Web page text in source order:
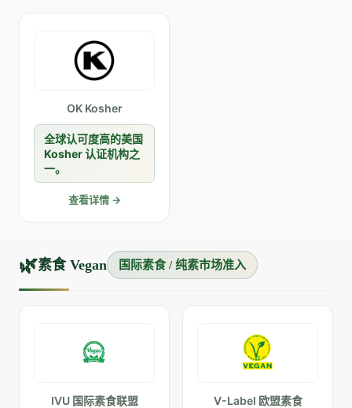
OK Kosher
全球认可度高的美国
Kosher 认证机构之
一。
查看详情 →
🌿素食 Vegan 国际素食 / 纯素市场准入
IVU 国际素食联盟 V-Label 欧盟素食